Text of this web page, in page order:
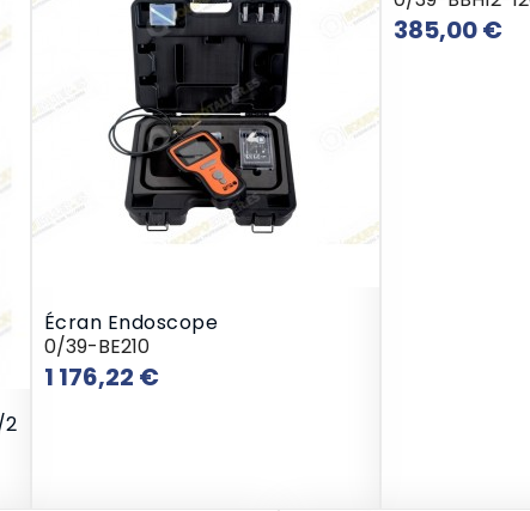
2
Écran Endoscope
0/39-BE210
1 176,22 €Prix
385,00 €Prix